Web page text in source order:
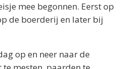
mee begonnen. Eerst op
de boerderij en later bij
op en neer naar de